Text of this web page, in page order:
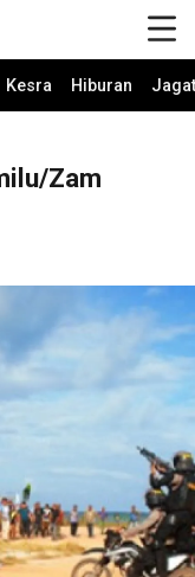
Kesra Hiburan Jagat
Zam